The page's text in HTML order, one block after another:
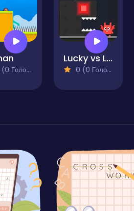
Голосів)
Lucky vs Lou
0 (0 Голосів)